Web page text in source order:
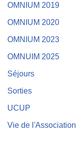
OMNIUM 2019
OMNIUM 2020
OMNIUM 2023
OMNUIM 2025
Séjours
Sorties
UCUP
Vie de l'Association